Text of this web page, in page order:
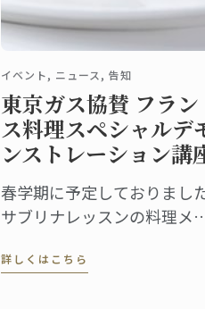
イベント, ニュース, 告知
東京ガス協賛 フラン
ス料理スペシャルデ
ンストレーション講
春学期に予定しておりまし
サブリナレッスンの料理メ
ンストレーションにてご紹介
詳しくはこちら